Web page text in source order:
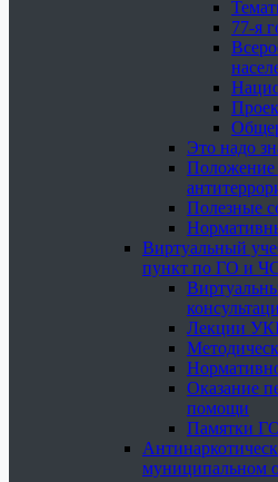
77-я
Это надо
Положение
Полезные
Виртуальный
пункт по ГО и
Лекции
Оказание
помощи
Памятки
муниципальном